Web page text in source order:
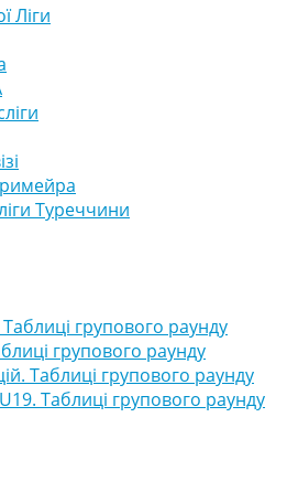
Ліги
Туреччини
Таблиці групового раунду
групового раунду
Таблиці групового раунду
Таблиці групового раунду